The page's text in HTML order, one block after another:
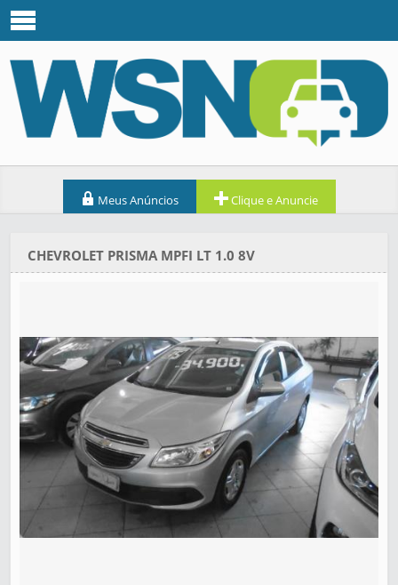
Meus Anúncios Clique e Anuncie
CHEVROLET PRISMA MPFI LT 1.0 8V